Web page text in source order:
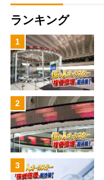
ランキング
1
2
3